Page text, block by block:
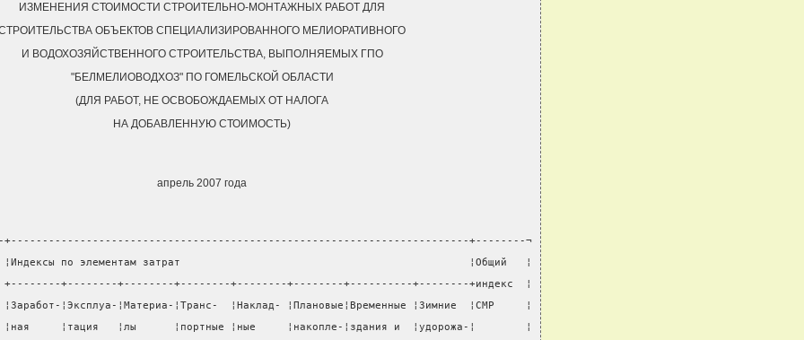
ИЗМЕНЕНИЯ СТОИМОСТИ СТРОИТЕЛЬНО-МОНТАЖНЫХ РАБОТ ДЛЯ
ОБЪЕКТОВ СПЕЦИАЛИЗИРОВАННОГО МЕЛИОРАТИВНОГО
И ВОДОХОЗЯЙСТВЕННОГО СТРОИТЕЛЬСТВА, ВЫПОЛНЯЕМЫХ ГПО
"БЕЛМЕЛИОВОДХОЗ" ПО ГОМЕЛЬСКОЙ ОБЛАСТИ
(ДЛЯ РАБОТ, НЕ ОСВОБОЖДАЕМЫХ ОТ НАЛОГА
НА ДОБАВЛЕННУЮ СТОИМОСТЬ)
апрель 2007 года
+-------------------------------------------------------------------------+--------¬
¦Индексы по элементам затрат                                              ¦Общий   ¦
+--------+--------+--------+--------+--------+--------+----------+--------+индекс  ¦
¦Эксплуа-¦Материа-¦Транс-  ¦Наклад- ¦Плановые¦Временные ¦Зимние  ¦СМР     ¦
¦тация   ¦лы      ¦портные ¦ные     ¦накопле-¦здания и  ¦удорожа-¦        ¦